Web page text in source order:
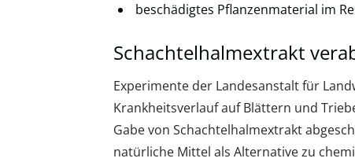
beschädigtes Pflanzenmaterial im
Schachtelhalmextrakt
Experimente der Landesanstalt für
Krankheitsverlauf auf Blättern und
Gabe von Schachtelhalmextrakt
natürliche Mittel als Alternative zu